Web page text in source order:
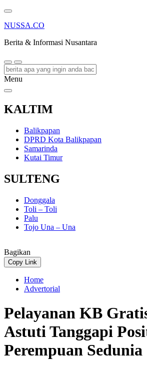
NUSSA.CO
Berita & Informasi Nusantara
Menu
KALTIM
Balikpapan
DPRD Kota Balikpapan
Samarinda
Kutai Timur
SULTENG
Donggala
Toli – Toli
Palu
Tojo Una – Una
Bagikan
Copy Link
Home
Advertorial
Pelayanan KB
Astuti Tanggapi
Perempuan Sedunia